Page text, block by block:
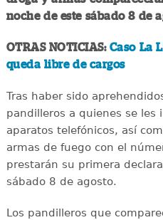
noche de este sábado 8 de
OTRAS NOTICIAS: Caso La
queda libre de cargos
Tras haber sido
pandilleros a quienes se les
aparatos telefónicos, así
armas de fuego con el
prestarán su primera
sábado 8 de agosto.
Los pandilleros que